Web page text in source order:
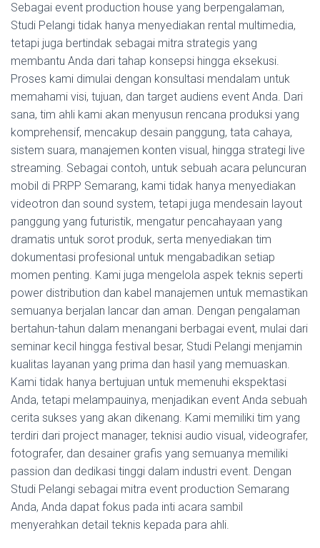
Sebagai event production house yang berpengalaman,
Studi Pelangi tidak hanya menyediakan rental multimedia,
tetapi juga bertindak sebagai mitra strategis yang
membantu Anda dari tahap konsepsi hingga eksekusi.
Proses kami dimulai dengan konsultasi mendalam untuk
memahami visi, tujuan, dan target audiens event Anda. Dari
sana, tim ahli kami akan menyusun rencana produksi yang
komprehensif, mencakup desain panggung, tata cahaya,
sistem suara, manajemen konten visual, hingga strategi live
streaming. Sebagai contoh, untuk sebuah acara peluncuran
mobil di PRPP Semarang, kami tidak hanya menyediakan
videotron dan sound system, tetapi juga mendesain layout
panggung yang futuristik, mengatur pencahayaan yang
dramatis untuk sorot produk, serta menyediakan tim
dokumentasi profesional untuk mengabadikan setiap
momen penting. Kami juga mengelola aspek teknis seperti
power distribution dan kabel manajemen untuk memastikan
semuanya berjalan lancar dan aman. Dengan pengalaman
bertahun-tahun dalam menangani berbagai event, mulai dari
seminar kecil hingga festival besar, Studi Pelangi menjamin
kualitas layanan yang prima dan hasil yang memuaskan.
Kami tidak hanya bertujuan untuk memenuhi ekspektasi
Anda, tetapi melampauinya, menjadikan event Anda sebuah
cerita sukses yang akan dikenang. Kami memiliki tim yang
terdiri dari project manager, teknisi audio visual, videografer,
fotografer, dan desainer grafis yang semuanya memiliki
passion dan dedikasi tinggi dalam industri event. Dengan
Studi Pelangi sebagai mitra event production Semarang
Anda, Anda dapat fokus pada inti acara sambil
menyerahkan detail teknis kepada para ahli.